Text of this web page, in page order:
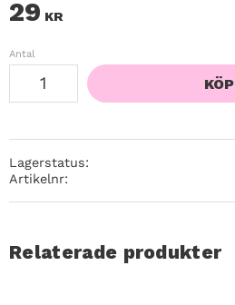
29 KR
Antal
KÖP
Lagerstatus
Artikelnr
Relaterade produkter